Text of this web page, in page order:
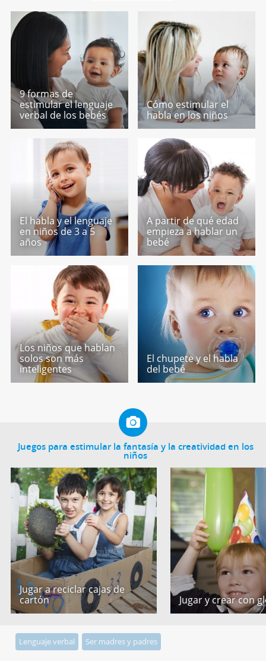
9 formas de
estimular el lenguaje
verbal de los bebés
Cómo estimular el
habla en los niños
El habla y el lenguaje
en niños de 3 a 5
años
A partir de qué edad
empieza a hablar un
bebé
Los niños que hablan
solos son más
inteligentes
El chupete y el habla
del bebé
Juegos para estimular la fantasía y la creatividad en los
niños
Jugar a reciclar cajas de
cartón
Jugar y crear con
Lenguaje verbal Ser madres y padres